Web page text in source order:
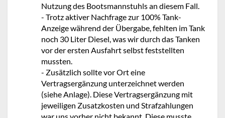
Nutzung des Bootsmannstuhls an diesem Fall.
- Trotz aktiver Nachfrage zur 100% Tank-
Anzeige während der Übergabe, fehlten im Tank
noch 30 Liter Diesel, was wir durch das Tanken
vor der ersten Ausfahrt selbst feststellten
mussten.
- Zusätzlich sollte vor Ort eine
Vertragsergänzung unterzeichnet werden
(siehe Anlage). Diese Vertragsergänzung mit
jeweiligen Zusatzkosten und Strafzahlungen
war uns vorher nicht bekannt. Diese musste